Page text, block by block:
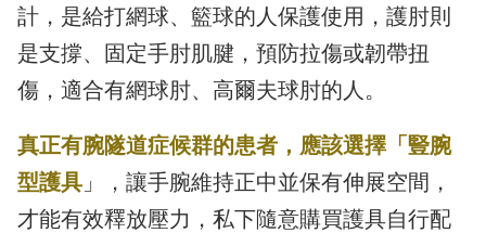
計，是給打網球、籃球的人保護使用，護肘則
是支撐、固定手肘肌腱，預防拉傷或韌帶扭
傷，適合有網球肘、高爾夫球肘的人。
真正有腕隧道症候群的患者，應該選擇「豎腕
型護具 」，讓手腕維持正中並保有伸展空間，
才能有效釋放壓力，私下隨意購買護具自行配